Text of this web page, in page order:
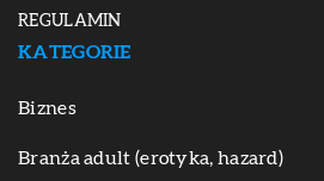
REGULAMIN
KATEGORIE
Biznes
Branża adult (erotyka, hazard)